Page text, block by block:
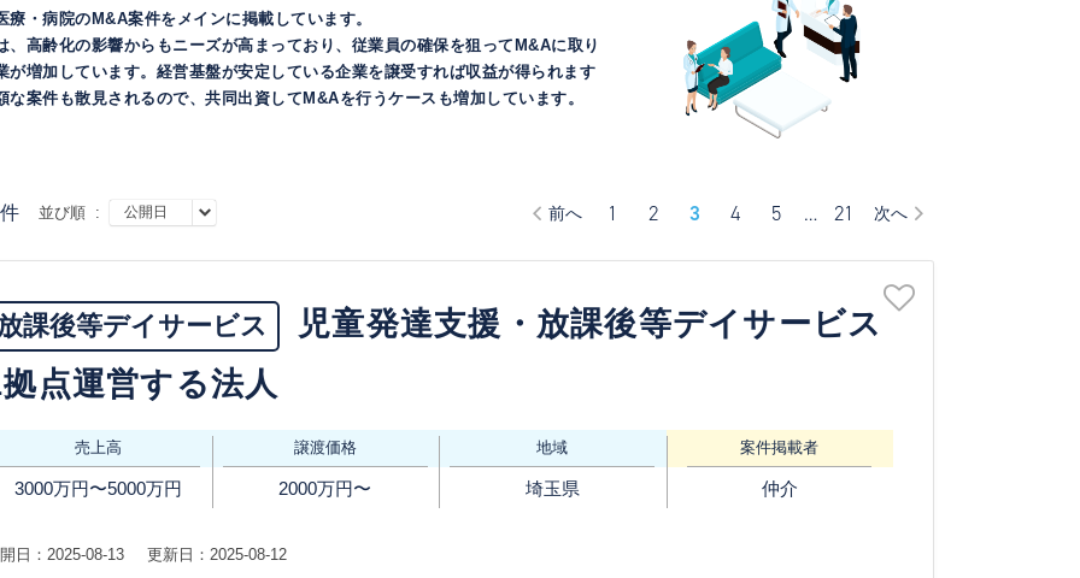
療・病院のM&A案件をメインに掲載しています。
、高齢化の影響からもニーズが高まっており、従業員の確保を狙ってM&Aに取り
が増加しています。経営基盤が安定している企業を譲受すれば収益が得られます
な案件も散見されるので、共同出資してM&Aを行うケースも増加しています。
件 並び順 : 前へ 1 2 3 4 5 … 21 次へ
課後等デイサービス
児童発達支援・放課後等デイサービス
点運営する法人
売上高
3000万円〜5000万円
譲渡価格
2000万円〜
地域
埼玉県
案件掲載者
仲介
日：2025-08-13 更新日：2025-08-12